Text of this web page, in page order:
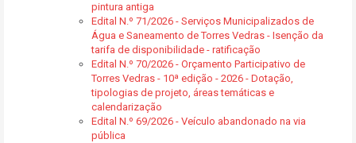
pintura antiga
Edital N.º 71/2026 - Serviços Municipalizados de
Água e Saneamento de Torres Vedras - Isenção da
tarifa de disponibilidade - ratificação
Edital N.º 70/2026 - Orçamento Participativo de
Torres Vedras - 10ª edição - 2026 - Dotação,
tipologias de projeto, áreas temáticas e
calendarização
Edital N.º 69/2026 - Veículo abandonado na via
pública